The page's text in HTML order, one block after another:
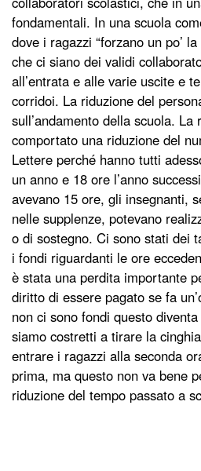
fondamentali. In una scuola
dove i ragazzi “forzano un po’
che ci siano dei validi
all’entrata e alle varie uscite e
corridoi. La riduzione del
sull’andamento della scuola. La
comportato una riduzione del
Lettere perché hanno tutti
un anno e 18 ore l’anno
avevano 15 ore, gli insegnanti,
nelle supplenze, potevano
o di sostegno. Ci sono stati dei
i fondi riguardanti le ore
è stata una perdita importante
diritto di essere pagato se fa
non ci sono fondi questo
siamo costretti a tirare la
entrare i ragazzi alla seconda
prima, ma questo non va bene
riduzione del tempo passato a